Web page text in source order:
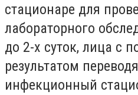
стационаре для
лабораторного
до 2-х суток, лица с
результатом
инфекционный